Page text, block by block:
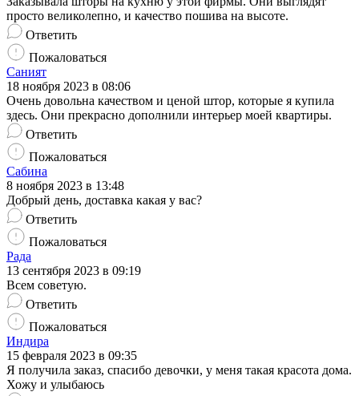
просто великолепно, и качество пошива на высоте.
Ответить
Пожаловаться
Саният
18 ноября 2023 в 08:06
Очень довольна качеством и ценой штор, которые я купила
здесь. Они прекрасно дополнили интерьер моей квартиры.
Ответить
Пожаловаться
Сабина
8 ноября 2023 в 13:48
Добрый день, доставка какая у вас?
Ответить
Пожаловаться
Рада
13 сентября 2023 в 09:19
Всем советую.
Ответить
Пожаловаться
Индира
15 февраля 2023 в 09:35
Я получила заказ, спасибо девочки, у меня такая красота дома.
Хожу и улыбаюсь